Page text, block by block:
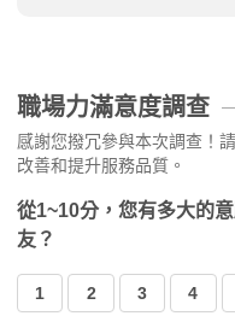
職場力滿意度調查
感謝您撥冗參與本次調查！
改善和提升服務品質。
從1~10分，您有多大的
友？
1 2 3 4